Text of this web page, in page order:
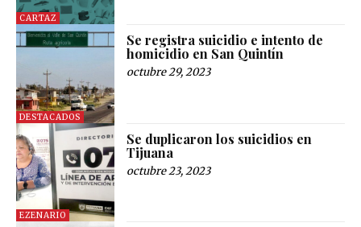
CARTAZ
DESTACADOS
Se registra suicidio e intento de
homicidio en San Quintín
octubre 29, 2023
EZENARIO
Se duplicaron los suicidios en
Tijuana
octubre 23, 2023